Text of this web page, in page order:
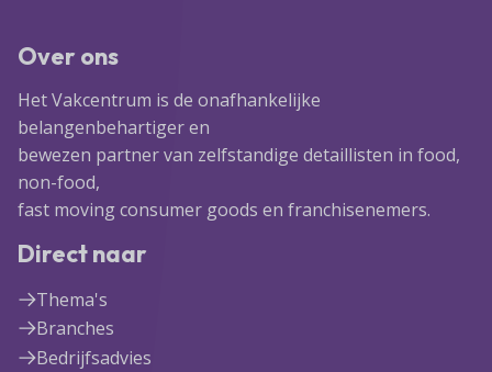
Over ons
Het Vakcentrum is de onafhankelijke
belangenbehartiger en
bewezen partner van zelfstandige detaillisten in food,
non-food,
fast moving consumer goods en franchisenemers.
Direct naar
Thema's
Branches
Bedrijfsadvies